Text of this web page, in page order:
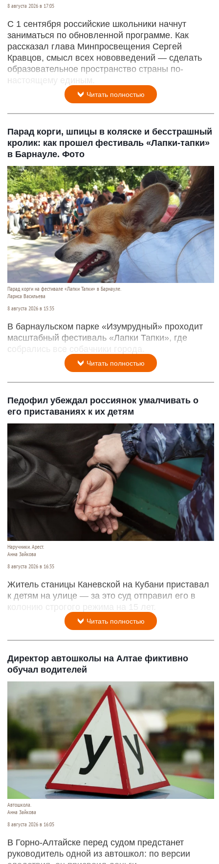
8 августа 2026 в 17:05
С 1 сентября российские школьники начнут
заниматься по обновленной программе. Как
рассказал глава Минпросвещения Сергей
Кравцов, смысл всех нововведений — сделать
образовательное пространство страны по-
настоящему единым.
Читать полностью
Парад корги, шпицы в коляске и бесстрашный
кролик: как прошел фестиваль «Лапки-тапки»
в Барнауле. Фото
Парад корги на фестивале «Лапки Тапки» в Барнауле.
Лариса Васильева
8 августа 2026 в 15:35
В барнаульском парке «Изумрудный» проходит
масштабный фестиваль «Лапки Тапки», где
собрались все собачники города.
Читать полностью
Педофил убеждал россиянок умалчивать о
его приставаниях к их детям
Наручники. Арест.
Анна Зайкова
8 августа 2026 в 16:35
Житель станицы Каневской на Кубани приставал
к детям на улице — за это суд отправил его в
колонию строгого режима на 15 лет.
Читать полностью
Директор автошколы на Алтае фиктивно
обучал водителей
Автошкола.
Анна Зайкова
8 августа 2026 в 16:05
В Горно-Алтайске перед судом предстанет
руководитель одной из автошкол: по версии